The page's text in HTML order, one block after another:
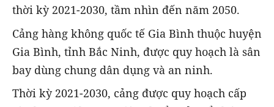
thời kỳ 2021-2030, tầm nhìn đến năm 2050.
Cảng hàng không quốc tế Gia Bình thuộc huyện
Gia Bình, tỉnh Bắc Ninh, được quy hoạch là sân
bay dùng chung dân dụng và an ninh.
Thời kỳ 2021-2030, cảng được quy hoạch cấp